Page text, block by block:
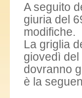
A seguito
giuria del
modifiche.
La griglia
giovedì
dovranno
è la